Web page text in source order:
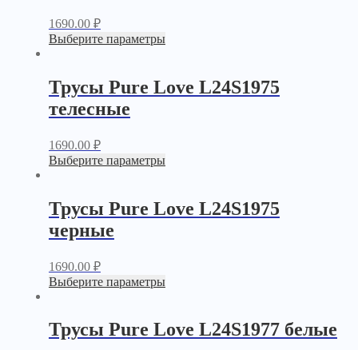
1690.00 ₽
Выберите параметры
Трусы Pure Love L24S1975
телесные
1690.00 ₽
Выберите параметры
Трусы Pure Love L24S1975
черные
1690.00 ₽
Выберите параметры
Трусы Pure Love L24S1977 белые